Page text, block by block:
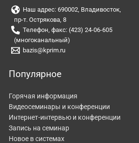
Наш адрес: 690002, Владивосток,
пр-т. Острякова, 8
Телефон, факс: (423) 24-06-605
(многоканальный)
bazis@kprim.ru
Популярное
Горячая информация
Видеосеминары и конференции
Интернет-интервью и конференции
Запись на семинар
Новое в системах